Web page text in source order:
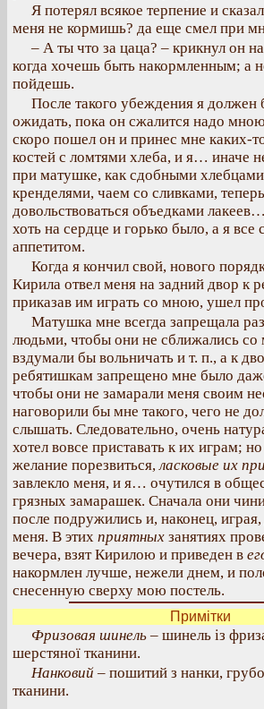
Я потерял всякое терпение и
меня не кормишь? да еще смел при
– А ты что за цаца? – крикнул он
когда хочешь быть накормленным; а
пойдешь.
После такого убеждения я должен
ожидать, пока он сжалится надо
скоро пошел он и принес мне каких-
костей с ломтями хлеба, и я… иначе
при матушке, как сдобными
кренделями, чаем со сливками,
довольствоваться объедками
хоть на сердце и горько было, а я
аппетитом.
Когда я кончил свой, нового
Кирила отвел меня на задний двор к
приказав им играть со мною, ушел
Матушка мне всегда запрещала
людьми, чтобы они не сближались
вздумали бы вольничать и т. п., а к
ребятишкам запрещено мне было
чтобы они не замарали меня своим
наговорили бы мне такого, чего не
слышать. Следовательно, очень
хотел вовсе приставать к их играм;
желание порезвиться,ласковые их
завлекло меня, и я… очутился в
грязных замарашек. Сначала они
после подружились и, наконец,
меня. В этих приятных занятиях
вечера, взят Кирилою и приведен в
накормлен лучше, нежели днем, и
снесенную сверху мою постель.
Примітки
Фризовая шинель – шинель із
шерстяної тканини.
Нанковий – пошитий з нанки,
тканини.